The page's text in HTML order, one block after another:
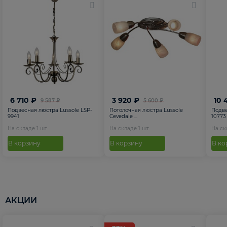
9 587 ₽
6 710 ₽
Подвесная люстра Lussole LSP-
9941
На складе 1 шт
В корзину
5 600 ₽
3 920 ₽
Потолочная люстра Lussole
Cevedale ...
На складе 1 шт
В корзину
10
10773
На
В
АКЦИИ